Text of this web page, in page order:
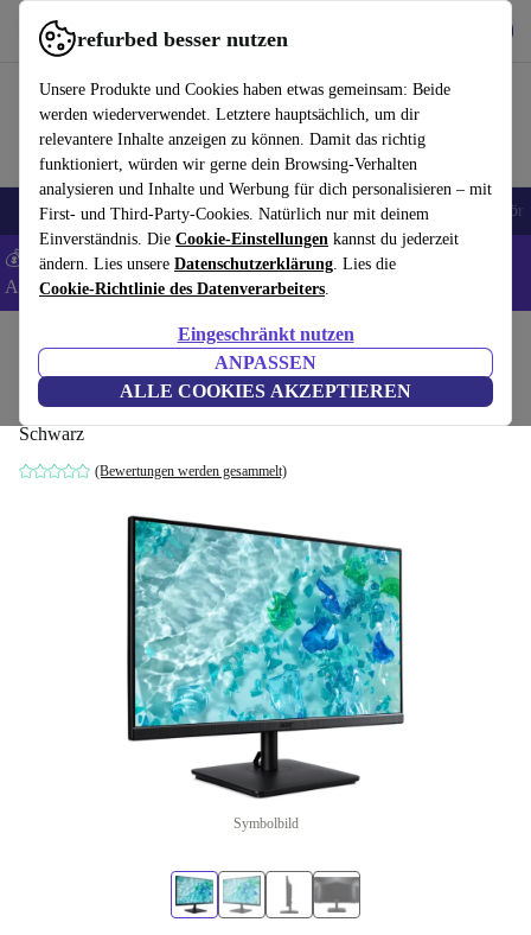
refurbed besser nutzen
Unsere Produkte und Cookies haben etwas gemeinsam: Beide
werden wiederverwendet. Letztere hauptsächlich, um dir
relevantere Inhalte anzeigen zu können. Damit das richtig
funktioniert, würden wir gerne dein Browsing-Verhalten
analysieren und Inhalte und Werbung für dich personalisieren – mit
First- und Third-Party-Cookies. Natürlich nur mit deinem
Einverständnis. Die Cookie-Einstellungen kannst du jederzeit
ändern. Lies unsere Datenschutzerklärung. Lies die
Cookie-Richtlinie des Datenverarbeiters.
Eingeschränkt nutzen
ANPASSEN
ALLE COOKIES AKZEPTIEREN
refurbed schnell und einfach nutzen
🎒 Back to school Handys Laptops Tablets Smartwatches Zubehör
💰 Extra -5% auf Samsung- und Google-Smartphones - Code:
ANDROID5 -AGB
Monitore
Acer Vero V7 V227QE3biv | 21.5"
Schwarz
(Bewertungen werden gesammelt)
Symbolbild